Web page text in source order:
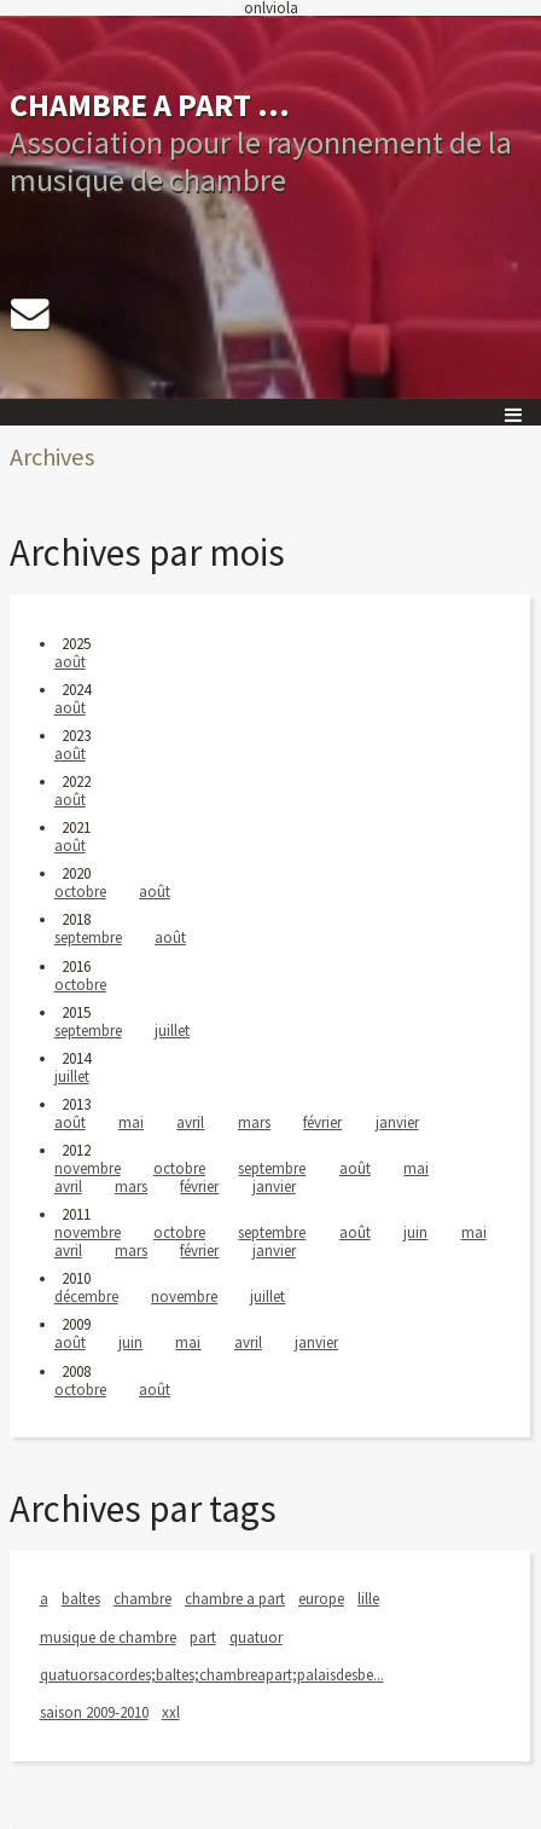
onlviola
CHAMBRE A PART ...
Association pour le rayonnement de la
musique de chambre
Archives
Archives par mois
2025
août
2024
août
2023
août
2022
août
2021
août
2020
octobre
août
2018
septembre
août
2016
octobre
2015
septembre
juillet
2014
juillet
2013
août
mai avril mars février
janvier
2012
novembre
octobre septembre août
mai
avril
mars février
janvier
2011
novembre
octobre septembre août juin
mai
avril
mars février
janvier
2010
décembre
novembre
juillet
2009
août
juin mai avril
janvier
2008
octobre
août
Archives par tags
a baltes chambre chambre a part europe
lille
musique de chambre
part
quatuor
quatuorsacordes;baltes;chambreapart;palaisdesbe...
saison 2009-2010
xxl